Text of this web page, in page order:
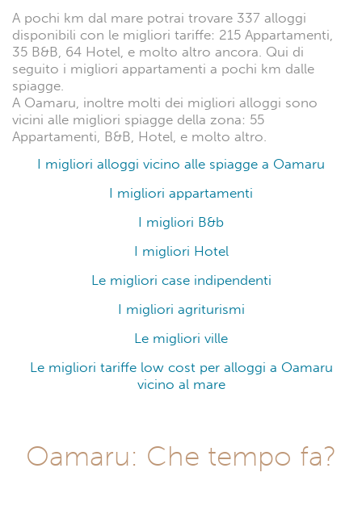
A pochi km dal mare potrai trovare 337 alloggi
disponibili con le migliori tariffe: 215 Appartamenti,
35 B&B, 64 Hotel, e molto altro ancora. Qui di
seguito i migliori appartamenti a pochi km dalle
spiagge.
A Oamaru, inoltre molti dei migliori alloggi sono
vicini alle migliori spiagge della zona: 55
Appartamenti, B&B, Hotel, e molto altro.
I migliori alloggi vicino alle spiagge a Oamaru
I migliori appartamenti
I migliori B&b
I migliori Hotel
Le migliori case indipendenti
I migliori agriturismi
Le migliori ville
Le migliori tariffe low cost per alloggi a Oamaru
vicino al mare
Oamaru: Che tempo fa?